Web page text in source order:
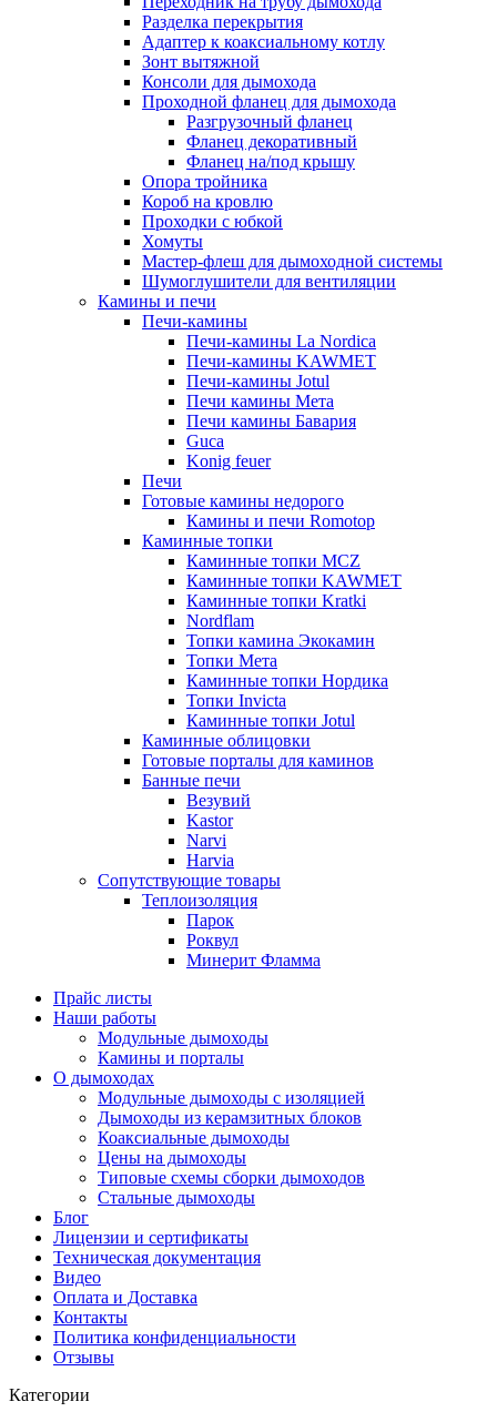
Разделка перекрытия
Адаптер к коаксиальному котлу
Зонт вытяжной
Консоли для дымохода
Проходной фланец для дымохода
Разгрузочный фланец
Фланец декоративный
Фланец на/под крышу
Опора тройника
Короб на кровлю
Проходки с юбкой
Хомуты
Мастер-флеш для дымоходной системы
Шумоглушители для вентиляции
Камины и печи
Печи-камины
Печи-камины La Nordica
Печи-камины KAWMET
Печи-камины Jotul
Печи камины Мета
Печи камины Бавария
Guca
Konig feuer
Печи
Готовые камины недорого
Камины и печи Romotop
Каминные топки
Каминные топки MCZ
Каминные топки KAWMET
Каминные топки Kratki
Nordflam
Топки камина Экокамин
Топки Мета
Каминные топки Нордика
Топки Invicta
Каминные топки Jotul
Каминные облицовки
Готовые порталы для каминов
Банные печи
Везувий
Kastor
Narvi
Harvia
Сопутствующие товары
Теплоизоляция
Парок
Роквул
Минерит Фламма
Прайс листы
Наши работы
Модульные дымоходы
Камины и порталы
О дымоходах
Модульные дымоходы с изоляцией
Дымоходы из керамзитных блоков
Коаксиальные дымоходы
Цены на дымоходы
Типовые схемы сборки дымоходов
Стальные дымоходы
Блог
Лицензии и сертификаты
Техническая документация
Видео
Оплата и Доставка
Контакты
Политика конфиденциальности
Отзывы
Категории